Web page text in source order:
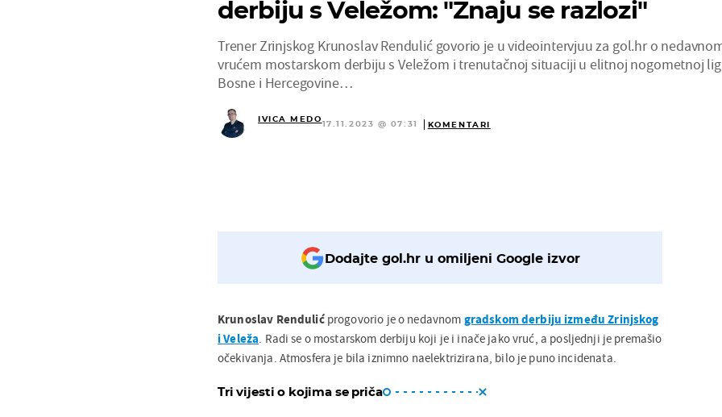
derbiju s Veležom: "Znaju se razlozi"
Trener Zrinjskog Krunoslav Rendulić govorio je u videointervjuu za gol.hr o
vrućem mostarskom derbiju s Veležom i trenutačnoj situaciji u elitnoj nogometnoj
Bosne i Hercegovine…
IVICA MEDO
17.11.2023 @ 07:31 KOMENTARI
Dodajte gol.hr u omiljeni Google izvor
Krunoslav Rendulićprogovorio je o nedavnom gradskom derbiju između Zrinjskog
i Veleža. Radi se o mostarskom derbiju koji je i inače jako vruć, a posljednji je premašio
očekivanja. Atmosfera je bila iznimno naelektrizirana, bilo je puno incidenata.
Tri vijesti o kojima se priča